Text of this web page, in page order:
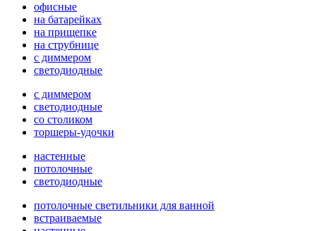
офисные
на батарейках
на прищепке
на струбнице
с диммером
светодиодные
с диммером
светодиодные
со столиком
торшеры-удочки
настенные
потолочные
светодиодные
потолочные светильники для ванной
встраиваемые